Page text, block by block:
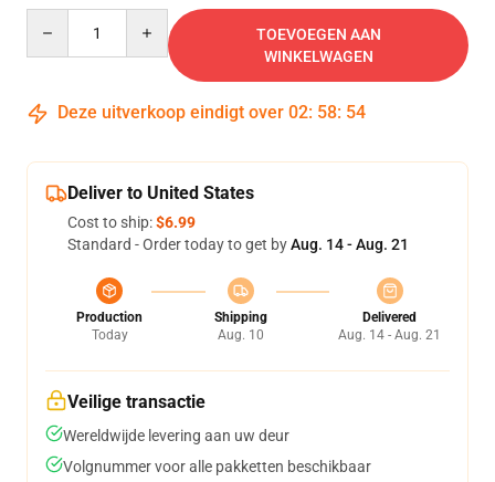
TOEVOEGEN AAN
WINKELWAGEN
Deze uitverkoop eindigt over 02: 58: 54
Deliver to United States
Cost to ship:$6.99
Standard - Order today to get byAug. 14 - Aug. 21
Production
Today
Shipping
Aug. 10
Delivered
Aug. 14 - Aug. 21
Veilige transactie
Wereldwijde levering aan uw deur
Volgnummer voor alle pakketten beschikbaar